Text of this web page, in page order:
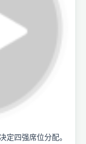
定四强席位分配。